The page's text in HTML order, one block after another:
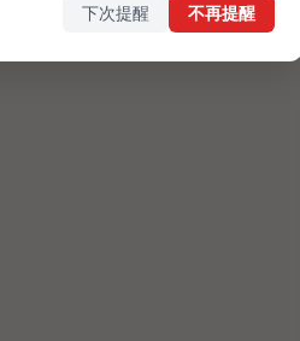
下次提醒 不再提醒